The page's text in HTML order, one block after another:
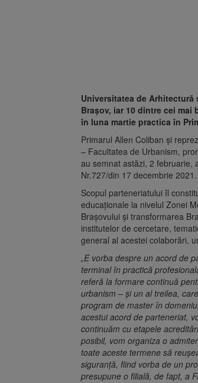
Universitatea de
Brașov, iar 10 dintre cei
în luna martie practica în
Primarul Allen Coliban și
– Facultatea de Urbanism,
au semnat astăzi, 2 februarie,
Nr.727/din 17 decembrie 2021.
Scopul parteneriatului îl
educaționale la nivelul Zonei
Brașovului și transformarea
institutelor de cercetare,
general al acestei colaborări,
„E vorba despre un acord de
terminal în practică
referă la formare continuă
urbanism – și un al treilea,
program de master în
acestui acord de parteneriat,
continuăm cu etapele
posibil, vom organiza o
toate aceste termene să
siguranță, fiind vorba de un
presupune o filială, de fapt, a